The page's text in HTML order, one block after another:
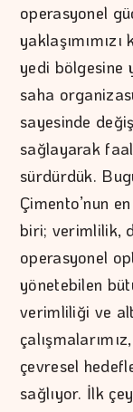
operasyonel
yedi bölgesine
saha
sayesinde
sağlayarak
sürdürdük.
Çimento’nun
biri; verimlilik,
operasyonel
yönetebilen
verimliliği ve
çevresel
sağlıyor. İlk